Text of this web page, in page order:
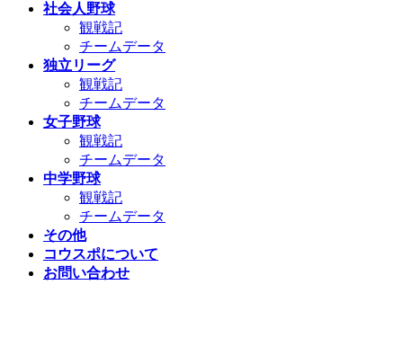
社会人野球
観戦記
チームデータ
独立リーグ
観戦記
チームデータ
女子野球
観戦記
チームデータ
中学野球
観戦記
チームデータ
その他
コウスポについて
お問い合わせ